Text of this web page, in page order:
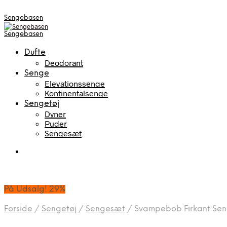
Sengebasen
Sengebasen
Dufte
Deodorant
Senge
Elevationssenge
Kontinentalsenge
Sengetøj
Dyner
Puder
Sengesæt
På Udsalg! 29%
Forside / Sengetøj / Sengesæt / Svampebob Firkant